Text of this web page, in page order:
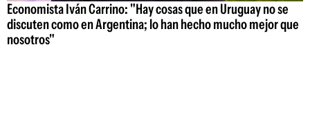
Economista Iván Carrino: "Hay cosas que en Uruguay no se
discuten como en Argentina; lo han hecho mucho mejor que
nosotros"